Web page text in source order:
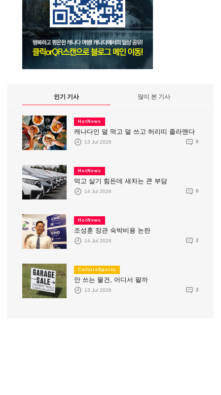
인기 기사 많이 본 기사
HotNews
캐나다인 덜 먹고 덜 쓰고 허리띠 졸라맨다
13 Jul 2026 0
HotNews
먹고 살기 힘든데 새차는 큰 부담
14 Jul 2026 0
HotNews
조성훈 장관 숙박비용 논란
14 Jul 2026 2
CultureSports
안 쓰는 물건, 어디서 팔까
13 Jul 2026 2